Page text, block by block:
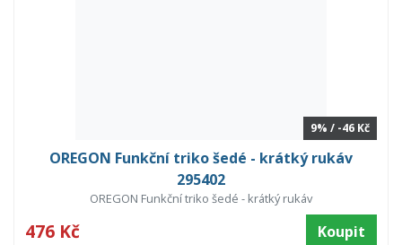
9% / -46 Kč
OREGON Funkční triko šedé - krátký rukáv
295402
OREGON Funkční triko šedé - krátký rukáv
476 Kč Koupit